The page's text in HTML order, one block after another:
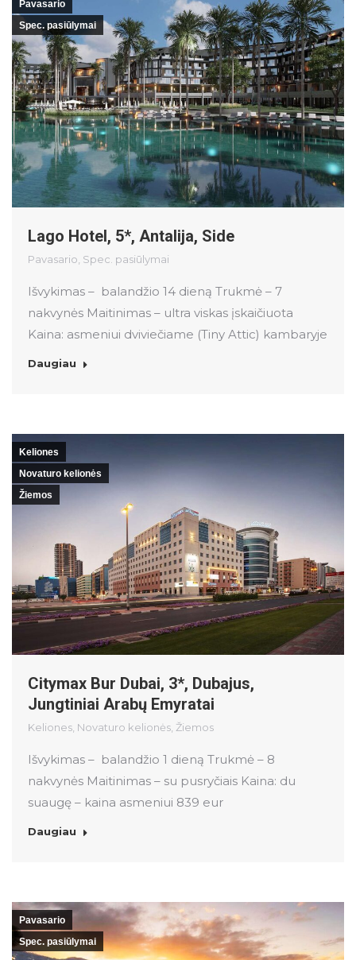
Pavasario
Spec. pasiūlymai
Lago Hotel, 5*, Antalija, Side
Pavasario Spec. pasiūlymai
Išvykimas – balandžio 14 dieną Trukmė – 7
nakvynės Maitinimas – ultra viskas įskaičiuota
Kaina: asmeniui dviviečiame (Tiny Attic) kambaryje
Daugiau
Keliones
Novaturo kelionės
Žiemos
Citymax Bur Dubai, 3*, Dubajus,
Jungtiniai Arabų Emyratai
Keliones, Novaturo kelionės, Žiemos
Išvykimas – balandžio 1 dieną Trukmė – 8
nakvynės Maitinimas – su pusryčiais Kaina: du
suaugę – kaina asmeniui 839 eur
Daugiau
Pavasario
Spec. pasiūlymai